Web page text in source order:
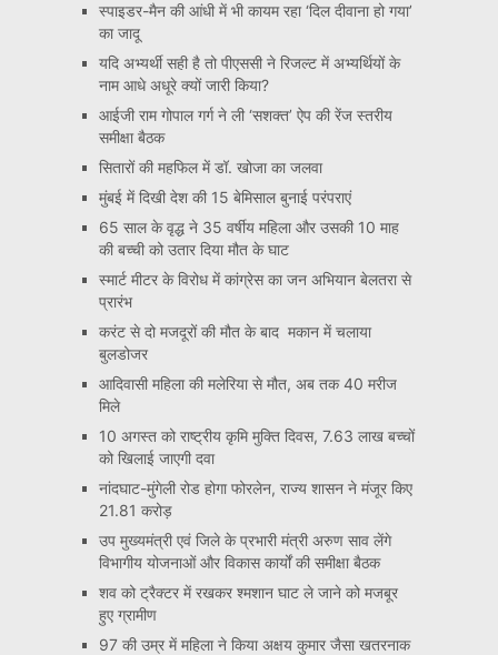
स्पाइडर-मैन की आंधी में भी कायम रहा ‘दिल दीवाना हो गया’
का जादू
यदि अभ्यर्थी सही है तो पीएससी ने रिजल्ट में अभ्यर्थियों के
नाम आधे अधूरे क्यों जारी किया?
आईजी राम गोपाल गर्ग ने ली ‘सशक्त’ ऐप की रेंज स्तरीय
समीक्षा बैठक
सितारों की महफिल में डॉ. खोजा का जलवा
मुंबई में दिखी देश की 15 बेमिसाल बुनाई परंपराएं
65 साल के वृद्ध ने 35 वर्षीय महिला और उसकी 10 माह
की बच्ची को उतार दिया मौत के घाट
स्मार्ट मीटर के विरोध में कांग्रेस का जन अभियान बेलतरा से
प्रारंभ
करंट से दो मजदूरों की मौत के बाद मकान में चलाया
बुलडोजर
आदिवासी महिला की मलेरिया से मौत, अब तक 40 मरीज
मिले
10 अगस्त को राष्ट्रीय कृमि मुक्ति दिवस, 7.63 लाख बच्चों
को खिलाई जाएगी दवा
नांदघाट-मुंगेली रोड होगा फोरलेन, राज्य शासन ने मंजूर किए
21.81 करोड़
उप मुख्यमंत्री एवं जिले के प्रभारी मंत्री अरुण साव लेंगे
विभागीय योजनाओं और विकास कार्यों की समीक्षा बैठक
शव को ट्रैक्टर में रखकर श्मशान घाट ले जाने को मजबूर
हुए ग्रामीण
97 की उम्र में महिला ने किया अक्षय कुमार जैसा खतरनाक